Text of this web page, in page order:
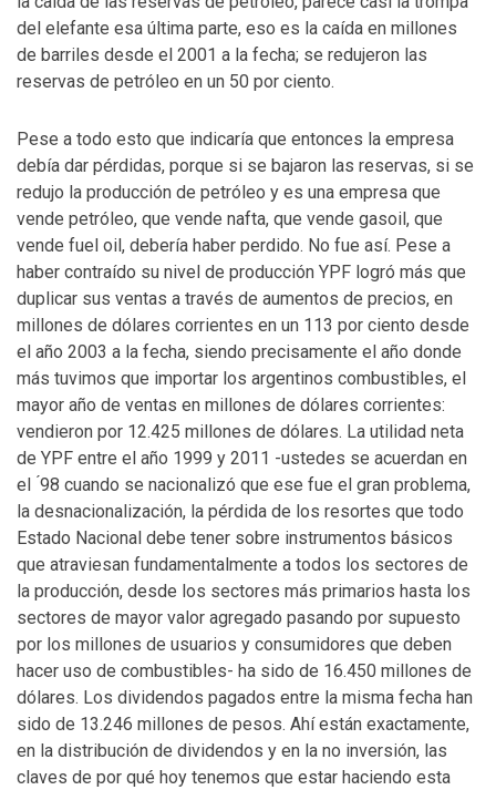
del elefante esa última parte, eso es la caída en millones
de barriles desde el 2001 a la fecha; se redujeron las
reservas de petróleo en un 50 por ciento.
Pese a todo esto que indicaría que entonces la empresa
debía dar pérdidas, porque si se bajaron las reservas, si se
redujo la producción de petróleo y es una empresa que
vende petróleo, que vende nafta, que vende gasoil, que
vende fuel oil, debería haber perdido. No fue así. Pese a
haber contraído su nivel de producción YPF logró más que
duplicar sus ventas a través de aumentos de precios, en
millones de dólares corrientes en un 113 por ciento desde
el año 2003 a la fecha, siendo precisamente el año donde
más tuvimos que importar los argentinos combustibles, el
mayor año de ventas en millones de dólares corrientes:
vendieron por 12.425 millones de dólares. La utilidad neta
de YPF entre el año 1999 y 2011 -ustedes se acuerdan en
el ́98 cuando se nacionalizó que ese fue el gran problema,
la desnacionalización, la pérdida de los resortes que todo
Estado Nacional debe tener sobre instrumentos básicos
que atraviesan fundamentalmente a todos los sectores de
la producción, desde los sectores más primarios hasta los
sectores de mayor valor agregado pasando por supuesto
por los millones de usuarios y consumidores que deben
hacer uso de combustibles- ha sido de 16.450 millones de
dólares. Los dividendos pagados entre la misma fecha han
sido de 13.246 millones de pesos. Ahí están exactamente,
en la distribución de dividendos y en la no inversión, las
claves de por qué hoy tenemos que estar haciendo esta